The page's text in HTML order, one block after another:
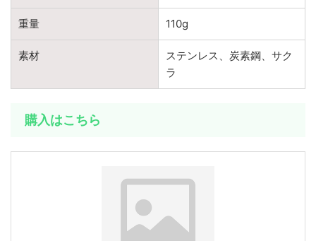
重量 110g
素材
ステンレス、炭素鋼、サク
ラ
購入はこちら